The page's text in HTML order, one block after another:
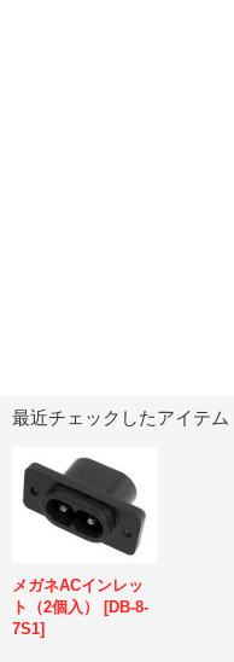
最近チェックしたアイテム
メガネACインレッ
ト（2個入）
[DB-8-
7S1]